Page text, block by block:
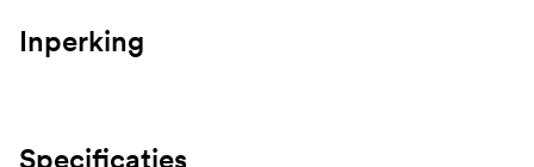
Inperking
Specificaties